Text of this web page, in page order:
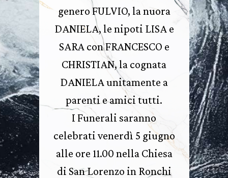
genero FULVIO, la nuora
DANIELA, le nipoti LISA e
SARA con FRANCESCO e
CHRISTIAN, la cognata
DANIELA unitamente a
parenti e amici tutti.
I Funerali saranno
celebrati venerdì 5 giugno
alle ore 11.00 nella Chiesa
di San Lorenzo in Ronchi